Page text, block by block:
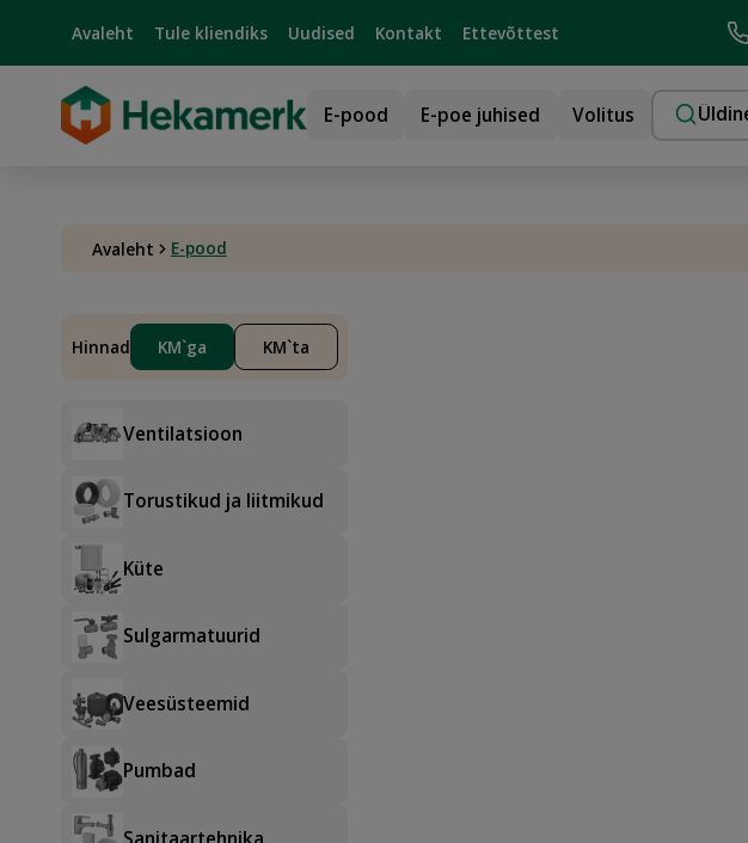
Avaleht Tule kliendiks Uudised Kontakt Ettevõttest
E-pood E-poe juhised Volitus
Avaleht E-pood
Hinnad KM`ga KM`ta
Ventilatsioon
Torustikud ja liitmikud
Küte
Sulgarmatuurid
Veesüsteemid
Pumbad